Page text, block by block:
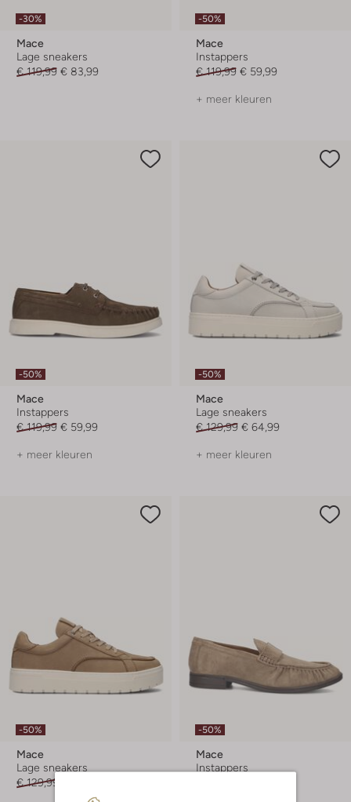
-30%
Mace
Lage sneakers
€ 119,99 € 83,99
-50%
Mace
Instappers
€ 119,99 € 59,99
+ meer kleuren
-50%
Mace
Instappers
€ 119,99 € 59,99
+ meer kleuren
-50%
Mace
Lage sneakers
€ 129,99 € 64,99
+ meer kleuren
-50%
Mace
Lage sneakers
€ 129,99
-50%
Mace
Instappers